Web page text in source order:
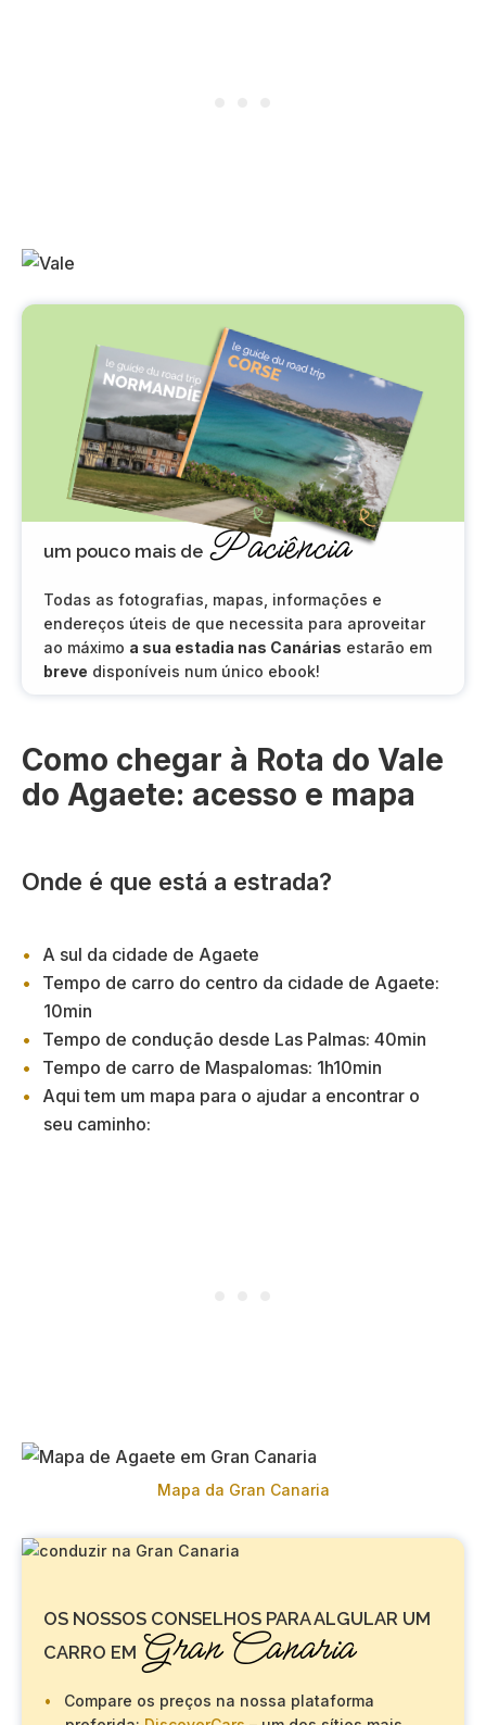
um pouco mais de Paciência
Todas as fotografias, mapas, informações e
endereços úteis de que necessita para aproveitar
ao máximo a sua estadia nas Canárias estarão em
breve disponíveis num único ebook!
Como chegar à Rota do Vale
do Agaete: acesso e mapa
Onde é que está a estrada?
A sul da cidade de Agaete
Tempo de carro do centro da cidade de Agaete:
10min
Tempo de condução desde Las Palmas: 40min
Tempo de carro de Maspalomas: 1h10min
Aqui tem um mapa para o ajudar a encontrar o
seu caminho:
Mapa da Gran Canaria
OS NOSSOS CONSELHOS PARA ALGULAR UM
CARRO EM Gran Canaria
Compare os preços na nossa plataforma